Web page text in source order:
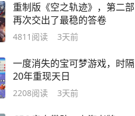
重制版《空之轨迹》，第二部
再次交出了最稳的答卷
4811 阅读 3天前
一度消失的宝可梦游戏，时隔
20年重现天日
2208阅读 3天前